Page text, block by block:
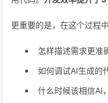
更重要的是，在这个过程
怎样描述需求更准
如何调试AI生成的
什么时候该相信AI